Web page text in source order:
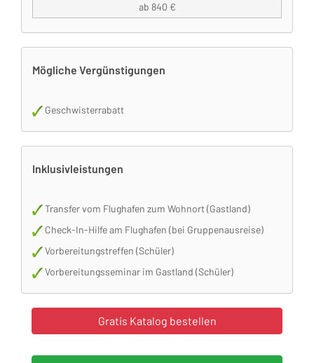
ab 840 €
Mögliche Vergünstigungen
Geschwisterrabatt
Inklusivleistungen
Transfer vom Flughafen zum Wohnort (Gastland)
Check-In-Hilfe am Flughafen (bei Gruppenausreise)
Vorbereitungstreffen (Schüler)
Vorbereitungsseminar im Gastland (Schüler)